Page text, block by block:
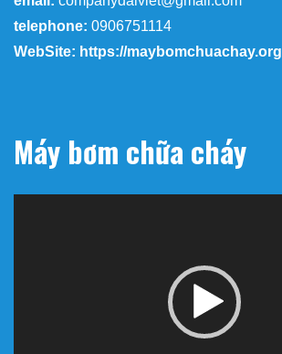
telephone: 0906751114
WebSite: https://maybomchuachay.org
Máy bơm chữa cháy